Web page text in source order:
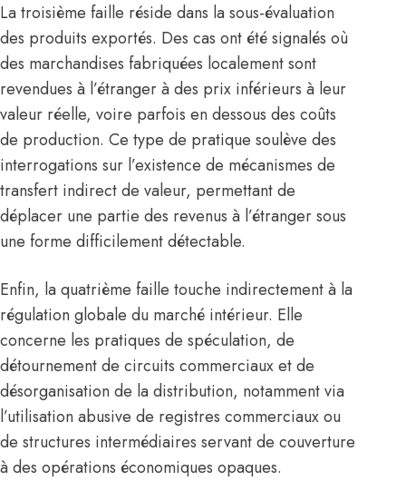
La troisième faille réside dans la sous-évaluation
des produits exportés. Des cas ont été signalés où
des marchandises fabriquées localement sont
revendues à l’étranger à des prix inférieurs à leur
valeur réelle, voire parfois en dessous des coûts
de production. Ce type de pratique soulève des
interrogations sur l’existence de mécanismes de
transfert indirect de valeur, permettant de
déplacer une partie des revenus à l’étranger sous
une forme difficilement détectable.
Enfin, la quatrième faille touche indirectement à la
régulation globale du marché intérieur. Elle
concerne les pratiques de spéculation, de
détournement de circuits commerciaux et de
désorganisation de la distribution, notamment via
l’utilisation abusive de registres commerciaux ou
de structures intermédiaires servant de couverture
à des opérations économiques opaques.